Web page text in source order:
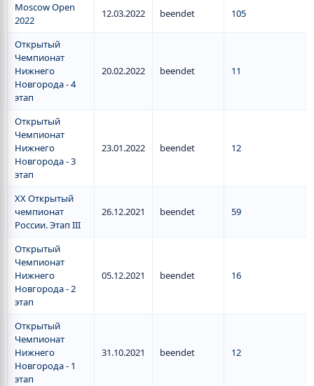
Moscow Open
2022
12.03.2022 beendet 105
Открытый
Чемпионат
Нижнего
Новгорода - 4
этап
20.02.2022 beendet 11
Открытый
Чемпионат
Нижнего
Новгорода - 3
этап
23.01.2022 beendet 12
XX Открытый
чемпионат
России. Этап III
26.12.2021 beendet 59
Открытый
Чемпионат
Нижнего
Новгорода - 2
этап
05.12.2021 beendet 16
Открытый
Чемпионат
Нижнего
Новгорода - 1
этап
31.10.2021 beendet 12